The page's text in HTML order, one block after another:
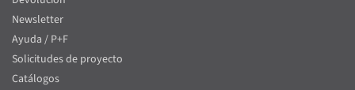
Newsletter
Ayuda / P+F
Solicitudes de proyecto
Catálogos